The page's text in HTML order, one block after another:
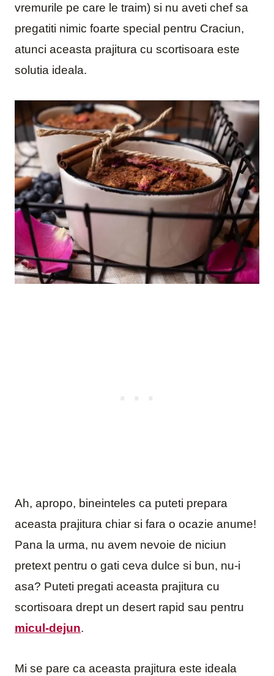
vremurile pe care le traim) si nu aveti chef sa
pregatiti nimic foarte special pentru Craciun,
atunci aceasta prajitura cu scortisoara este
solutia ideala.
Ah, apropo, bineinteles ca puteti prepara
aceasta prajitura chiar si fara o ocazie anume!
Pana la urma, nu avem nevoie de niciun
pretext pentru o gati ceva dulce si bun, nu-i
asa? Puteti pregati aceasta prajitura cu
scortisoara drept un desert rapid sau pentru
micul-dejun.
Mi se pare ca aceasta prajitura este ideala